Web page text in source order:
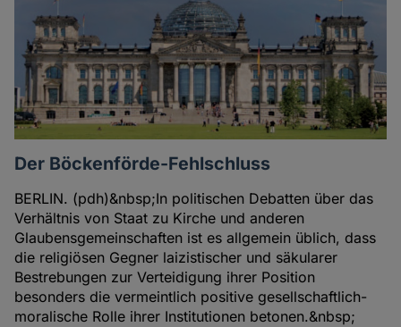
Der Böckenförde-Fehlschluss
BERLIN. (pdh)&nbsp;In politischen Debatten über das
Verhältnis von Staat zu Kirche und anderen
Glaubensgemeinschaften ist es allgemein üblich, dass
die religiösen Gegner laizistischer und säkularer
Bestrebungen zur Verteidigung ihrer Position
besonders die vermeintlich positive gesellschaftlich-
moralische Rolle ihrer Institutionen betonen.&nbsp;